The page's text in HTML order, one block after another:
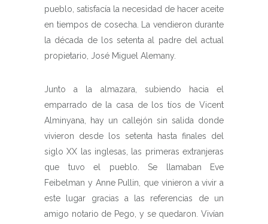
pueblo, satisfacía la necesidad de hacer aceite
en tiempos de cosecha. La vendieron durante
la década de los setenta al padre del actual
propietario, José Miguel Alemany.
Junto a la almazara, subiendo hacia el
emparrado de la casa de los tíos de Vicent
Alminyana, hay un callejón sin salida donde
vivieron desde los setenta hasta finales del
siglo XX las inglesas, las primeras extranjeras
que tuvo el pueblo. Se llamaban Eve
Feibelman y Anne Pullin, que vinieron a vivir a
este lugar gracias a las referencias de un
amigo notario de Pego, y se quedaron. Vivían